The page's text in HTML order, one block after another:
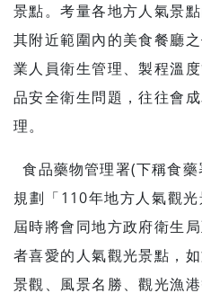
景點。考量各地方人氣景
其附近範圍內的美食餐廳
業人員衛生管理、製程溫
品安全衛生問題，往往會
理。
食品藥物管理署(下稱食藥
規劃「110年地方人氣觀
屆時將會同地方政府衛生
者喜愛的人氣觀光景點，
景觀、風景名勝、觀光漁